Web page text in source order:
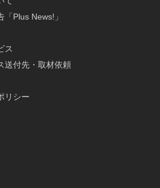
Plus News!」
ス
送付先・取材依頼
リシー